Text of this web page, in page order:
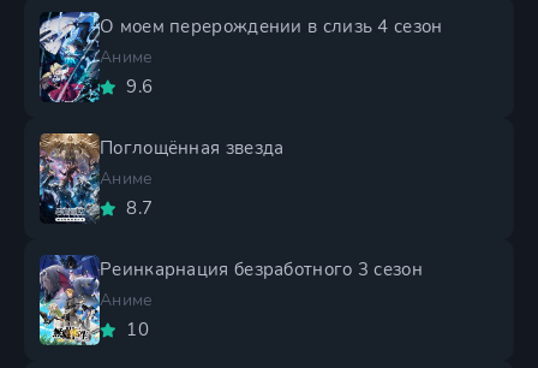
О моем перерождении в слизь 4 сезон
Аниме
9.6
Поглощённая звезда
Аниме
8.7
Реинкарнация безработного 3 сезон
Аниме
10